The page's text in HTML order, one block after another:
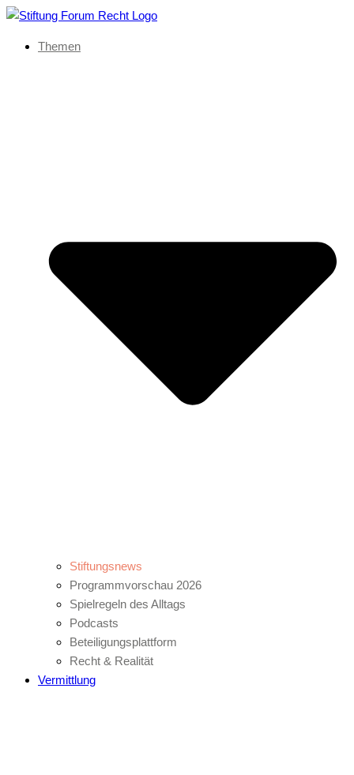
Themen
Stiftungsnews
Programmvorschau 2026
Spielregeln des Alltags
Podcasts
Beteiligungsplattform
Recht & Realität
Vermittlung